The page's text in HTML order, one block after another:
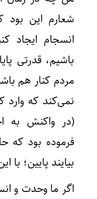
شعارم این
انسجام ایجاد
باشیم، قدرتی
مردم کنار هم
نمی‌کند که
(در واکنش به
فرموده بود که
بیایند پایین؛
اگر ما وحدت و